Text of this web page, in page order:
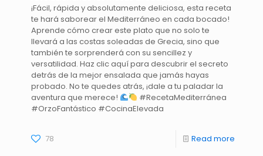
¡Fácil, rápida y absolutamente deliciosa, esta receta
te hará saborear el Mediterráneo en cada bocado!
Aprende cómo crear este plato que no solo te
llevará a las costas soleadas de Grecia, sino que
también te sorprenderá con su sencillez y
versatilidad. Haz clic aquí para descubrir el secreto
detrás de la mejor ensalada que jamás hayas
probado. No te quedes atrás, ¡dale a tu paladar la
aventura que merece!
#RecetaMediterránea
#OrzoFantástico #CocinaElevada
78 Read more